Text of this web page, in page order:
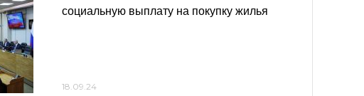
социальную выплату на покупку жилья
18.09.24